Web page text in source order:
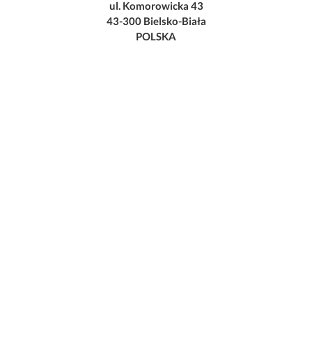
ul. Komorowicka 43
43-300 Bielsko-Biała
POLSKA